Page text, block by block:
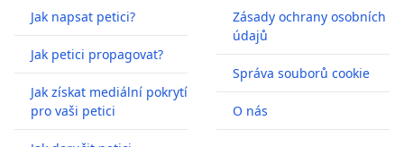
Jak napsat petici?
Jak petici propagovat?
Jak získat mediální pokrytí
pro vaši petici
Zásady ochrany osobních
údajů
Správa souborů cookie
O nás